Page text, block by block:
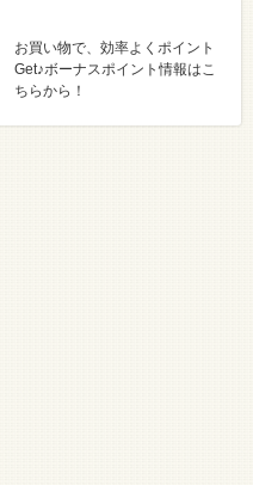
お買い物で、効率よくポイント
Get♪ボーナスポイント情報はこ
ちらから！